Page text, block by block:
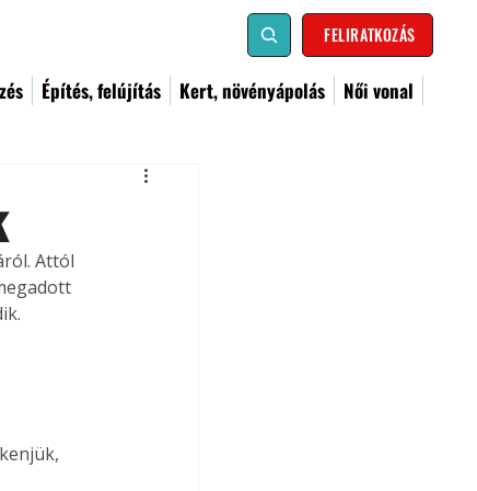
FELIRATKOZÁS
Építés, felújítás Kert, növényápolás
Női vonal
Attól